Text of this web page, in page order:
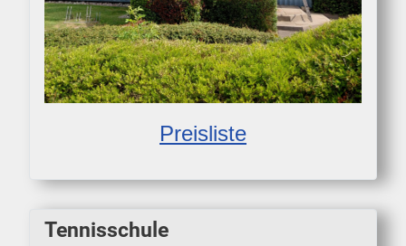
Tennisschule
Preisliste